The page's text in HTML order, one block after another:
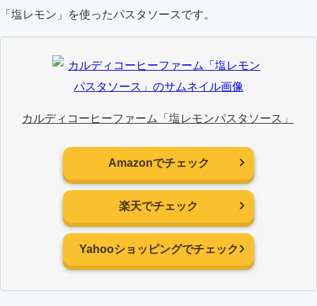
「塩レモン」を使ったパスタソースです。
カルディコーヒーファーム「塩レモンパスタソース」
Amazonでチェック
楽天でチェック
Yahooショッピングでチェック